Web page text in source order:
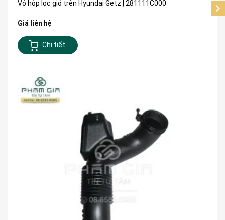
Vỏ hộp lọc gió trên Hyundai Getz | 281111C000
Giá liên hệ
Chi tiết